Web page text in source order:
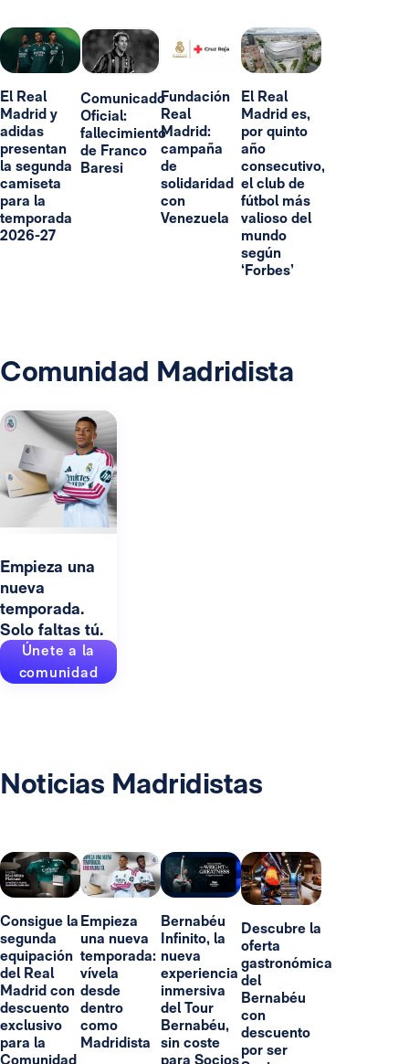
El Real
Madrid y
adidas
presentan
la segunda
camiseta
para la
temporada
2026-27
Comunicado
Oficial:
fallecimiento
de Franco
Baresi
Fundación
Real
Madrid:
campaña
de
solidaridad
con
Venezuela
El Real
Madrid es,
por quinto
año
consecutivo,
el club de
fútbol más
valioso del
mundo
según
‘Forbes’
Comunidad Madridista
Empieza una
nueva
temporada.
Solo faltas tú.
Únete a la
comunidad
Noticias Madridistas
Consigue la
segunda
equipación
del Real
Madrid con
descuento
exclusivo
para la
Comunidad
Empieza
una nueva
temporada:
vívela
desde
dentro
como
Madridista
Bernabéu
Infinito, la
nueva
experiencia
inmersiva
del Tour
Bernabéu,
sin coste
para Socios
Descubre la
oferta
gastronómica
del
Bernabéu
con
descuento
por ser